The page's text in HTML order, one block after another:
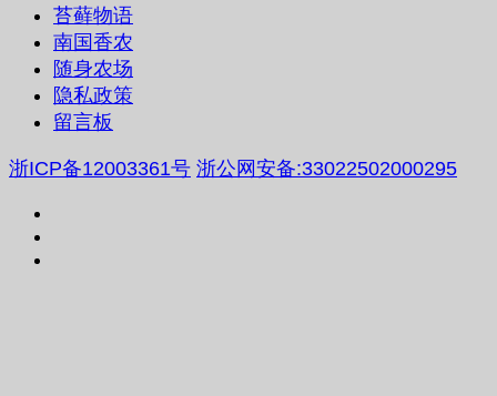
苔藓物语
南国香农
随身农场
隐私政策
留言板
浙ICP备12003361号 浙公网安备:33022502000295